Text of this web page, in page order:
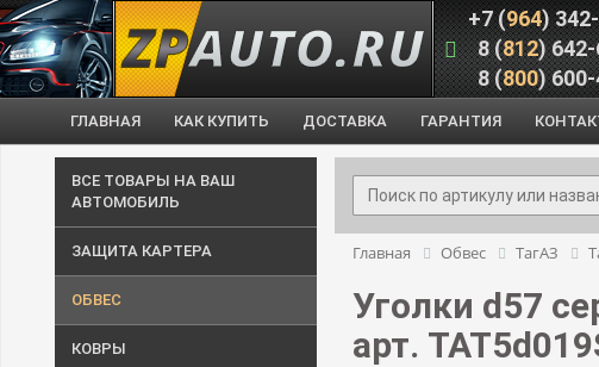
+7 (964)
8 (812)
8 (800)
ГЛАВНАЯ КАК КУПИТЬ ДОСТАВКА ГАРАНТИЯ
ВСЕ ТОВАРЫ НА ВАШ
АВТОМОБИЛЬ
ЗАЩИТА КАРТЕРА
ОБВЕС
КОВРЫ
Главная Обвес ТагАЗ
Уголки d57
арт.